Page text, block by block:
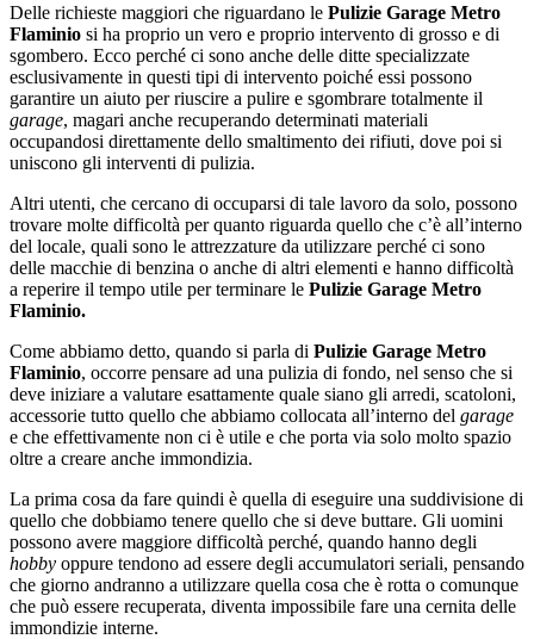
Delle richieste maggiori che riguardano le Pulizie Garage Metro
Flaminio si ha proprio un vero e proprio intervento di grosso e di
sgombero. Ecco perché ci sono anche delle ditte specializzate
esclusivamente in questi tipi di intervento poiché essi possono
garantire un aiuto per riuscire a pulire e sgombrare totalmente il
garage, magari anche recuperando determinati materiali
occupandosi direttamente dello smaltimento dei rifiuti, dove poi si
uniscono gli interventi di pulizia.
Altri utenti, che cercano di occuparsi di tale lavoro da solo, possono
trovare molte difficoltà per quanto riguarda quello che c’è all’interno
del locale, quali sono le attrezzature da utilizzare perché ci sono
delle macchie di benzina o anche di altri elementi e hanno difficoltà
a reperire il tempo utile per terminare le Pulizie Garage Metro
Flaminio.
Come abbiamo detto, quando si parla di Pulizie Garage Metro
Flaminio, occorre pensare ad una pulizia di fondo, nel senso che si
deve iniziare a valutare esattamente quale siano gli arredi, scatoloni,
accessorie tutto quello che abbiamo collocata all’interno del garage
e che effettivamente non ci è utile e che porta via solo molto spazio
oltre a creare anche immondizia.
La prima cosa da fare quindi è quella di eseguire una suddivisione di
quello che dobbiamo tenere quello che si deve buttare. Gli uomini
possono avere maggiore difficoltà perché, quando hanno degli
hobby oppure tendono ad essere degli accumulatori seriali, pensando
che giorno andranno a utilizzare quella cosa che è rotta o comunque
che può essere recuperata, diventa impossibile fare una cernita delle
immondizie interne.